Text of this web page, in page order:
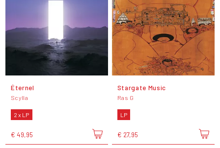
Éternel
Scylla
2 x LP
€ 49,95
Stargate Music
Ras G
LP
€ 27,95